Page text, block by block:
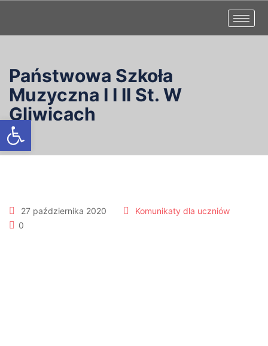
Otwórz pasek narzędzi
Państwowa Szkoła
Muzyczna I I II St. W
Gliwicach
27 października 2020
Komunikaty dla uczniów
0